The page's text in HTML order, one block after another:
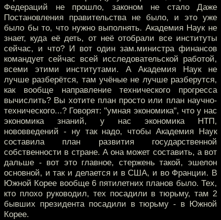
Федераций не прошло, законом не стало Даже
Постановления правительства не было, и это уже
было бы то, что нужно выполнять. Академия Наук не
знает, куда её деть, от неё отобрали все институты
сейчас, и что? И вот один зам.министра финансов
командует сейчас всей исследовательской работой,
всеми этими институтами. А Академия Наук не
лучше разберётся, там учёные не лучше разберутся,
как вообще направление технического прогресса
вычислить? Вы хотите план просто или план научно-
технического...? Говорят: "умная экономика", что у нас
экономика знаний, у нас экономика НТП,
нововведений - ну так надо, чтобы Академия Наук
составила план развития государственной
собственности в стране. А она может составить, а вот
дальше - вот это главное, стержень такой, эшелон
основной, и так и делается и в США, и во Франции. В
Южной Корее вообще 6 пятилетних планов было. Тех,
кто плохо руководил, тех посадили в тюрьму, там 2
бывших президента посадили в тюрьму - в Южной
Корее.